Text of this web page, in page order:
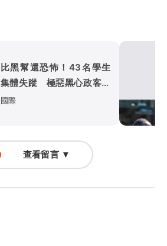
比黑幫還恐怖！43名學生
集體失蹤 極惡黑心政客恐
涉「器官」買賣
國際
查看留言 ▼